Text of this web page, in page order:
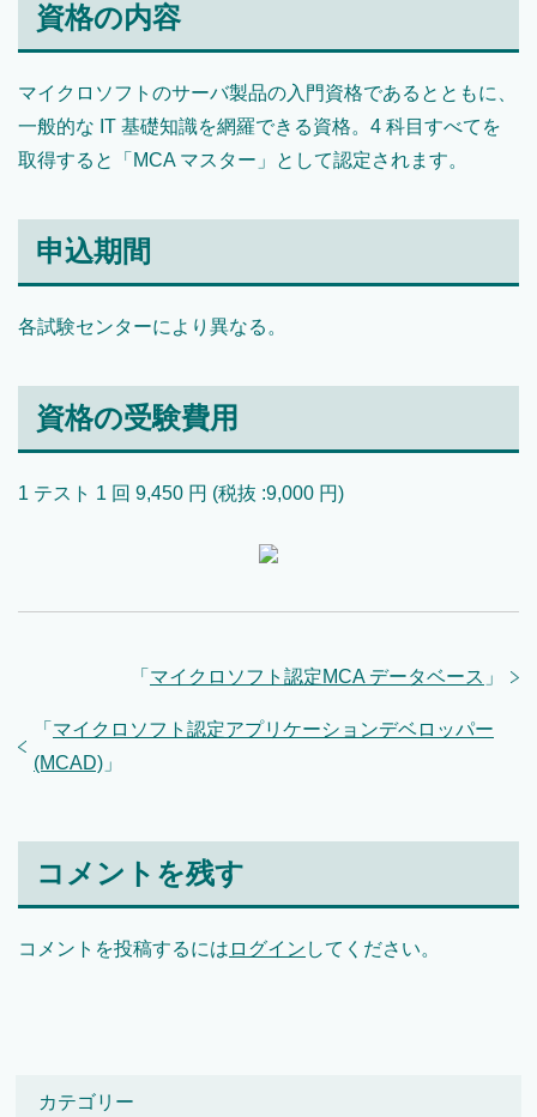
資格の内容
マイクロソフトのサーバ製品の入門資格であるとともに、
一般的な IT 基礎知識を網羅できる資格。4 科目すべてを
取得すると「MCA マスター」として認定されます。
申込期間
各試験センターにより異なる。
資格の受験費用
1 テスト 1 回 9,450 円 (税抜 :9,000 円)
「 マイクロソフト認定MCA データベース 」
「 マイクロソフト認定アプリケーションデベロッパー
(MCAD) 」
コメントを残す
コメントを投稿するには ログイン してください。
カテゴリー